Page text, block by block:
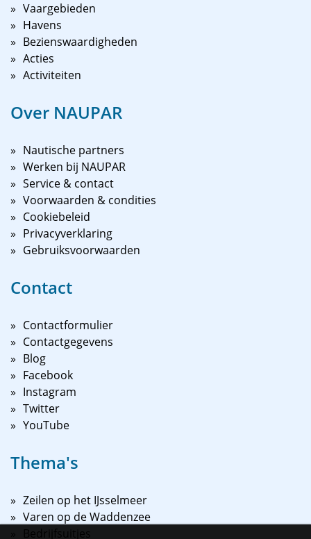
Vaargebieden
Havens
Bezienswaardigheden
Acties
Activiteiten
Over NAUPAR
Nautische partners
Werken bij NAUPAR
Service & contact
Voorwaarden & condities
Cookiebeleid
Privacyverklaring
Gebruiksvoorwaarden
Contact
Contactformulier
Contactgegevens
Blog
Facebook
Instagram
Twitter
YouTube
Thema's
Zeilen op het IJsselmeer
Varen op de Waddenzee
Bedrijfsuitjes